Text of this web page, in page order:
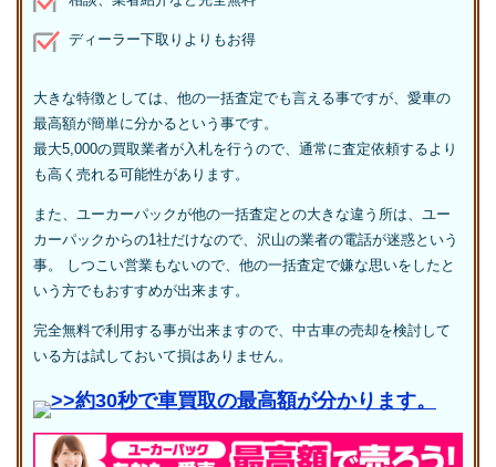
ディーラー下取りよりもお得
大きな特徴としては、他の一括査定でも言える事ですが、愛車の
最高額が簡単に分かるという事です。
最大5,000の買取業者が入札を行うので、通常に査定依頼するより
も高く売れる可能性があります。
また、ユーカーパックが他の一括査定との大きな違う所は、ユー
カーパックからの1社だけなので、沢山の業者の電話が迷惑という
事。 しつこい営業もないので、他の一括査定で嫌な思いをしたと
いう方でもおすすめが出来ます。
完全無料で利用する事が出来ますので、中古車の売却を検討して
いる方は試しておいて損はありません。
>>約30秒で車買取の最高額が分かります。